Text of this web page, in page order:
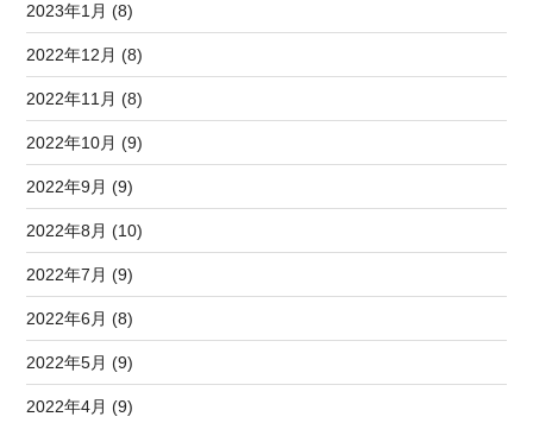
2023年1月 (8)
2022年12月 (8)
2022年11月 (8)
2022年10月 (9)
2022年9月 (9)
2022年8月 (10)
2022年7月 (9)
2022年6月 (8)
2022年5月 (9)
2022年4月 (9)